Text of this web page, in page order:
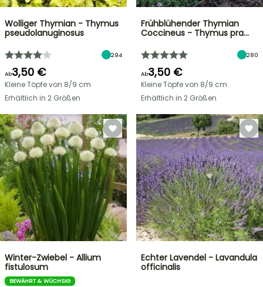
Wolliger Thymian - Thymus
pseudolanuginosus
294
Ab3,50 €
Kleine Töpfe von 8/9 cm
Erhältlich in 2 Größen
Frühblühender Thymian
Coccineus - Thymus pra…
280
Ab3,50 €
Kleine Töpfe von 8/9 cm
Erhältlich in 2 Größen
Winter-Zwiebel - Allium
fistulosum
BEWÄHRT & WÜCHSIG
Echter Lavendel - Lavandula
officinalis